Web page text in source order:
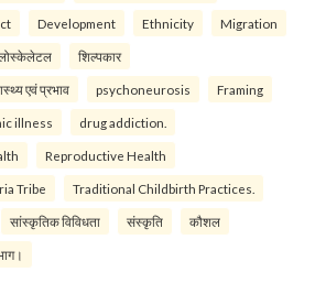
Development Ethnicity Migration
शिल्पकार
एवं प्रभाव psychoneurosis Framing
illness drug addiction.
Reproductive Health
Tribe Traditional Childbirth Practices.
सांस्कृतिक विविधता संस्कृति कौशल